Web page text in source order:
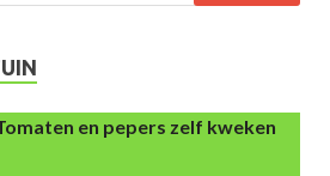
en pepers zelf kweken